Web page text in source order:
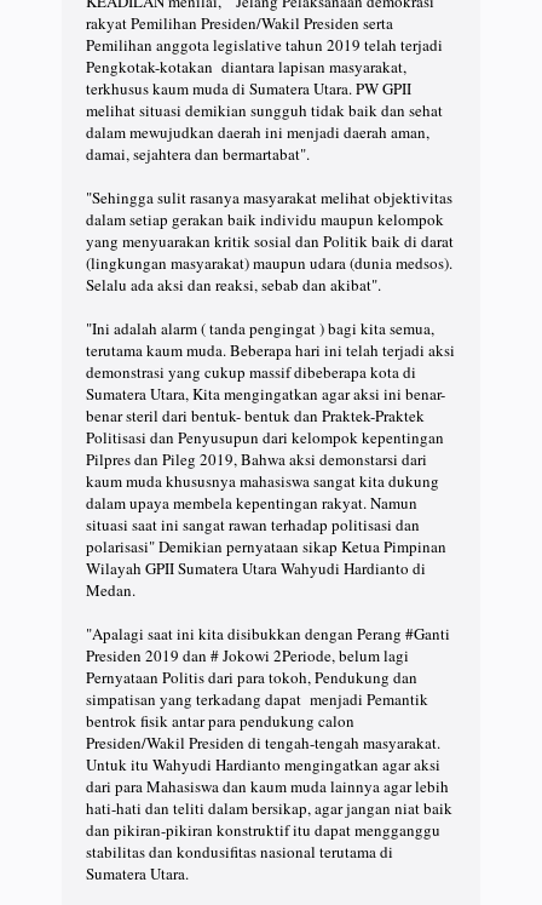
rakyat Pemilihan Presiden/Wakil Presiden serta
Pemilihan anggota legislative tahun 2019 telah terjadi
Pengkotak-kotakan diantara lapisan masyarakat,
terkhusus kaum muda di Sumatera Utara. PW GPII
melihat situasi demikian sungguh tidak baik dan sehat
dalam mewujudkan daerah ini menjadi daerah aman,
damai, sejahtera dan bermartabat".
"Sehingga sulit rasanya masyarakat melihat objektivitas
dalam setiap gerakan baik individu maupun kelompok
yang menyuarakan kritik sosial dan Politik baik di darat
(lingkungan masyarakat) maupun udara (dunia medsos).
Selalu ada aksi dan reaksi, sebab dan akibat".
"Ini adalah alarm ( tanda pengingat ) bagi kita semua,
terutama kaum muda. Beberapa hari ini telah terjadi aksi
demonstrasi yang cukup massif dibeberapa kota di
Sumatera Utara, Kita mengingatkan agar aksi ini benar-
benar steril dari bentuk- bentuk dan Praktek-Praktek
Politisasi dan Penyusupun dari kelompok kepentingan
Pilpres dan Pileg 2019, Bahwa aksi demonstarsi dari
kaum muda khususnya mahasiswa sangat kita dukung
dalam upaya membela kepentingan rakyat. Namun
situasi saat ini sangat rawan terhadap politisasi dan
polarisasi" Demikian pernyataan sikap Ketua Pimpinan
Wilayah GPII Sumatera Utara Wahyudi Hardianto di
Medan.
"Apalagi saat ini kita disibukkan dengan Perang #Ganti
Presiden 2019 dan # Jokowi 2Periode, belum lagi
Pernyataan Politis dari para tokoh, Pendukung dan
simpatisan yang terkadang dapat menjadi Pemantik
bentrok fisik antar para pendukung calon
Presiden/Wakil Presiden di tengah-tengah masyarakat.
Untuk itu Wahyudi Hardianto mengingatkan agar aksi
dari para Mahasiswa dan kaum muda lainnya agar lebih
hati-hati dan teliti dalam bersikap, agar jangan niat baik
dan pikiran-pikiran konstruktif itu dapat mengganggu
stabilitas dan kondusifitas nasional terutama di
Sumatera Utara.